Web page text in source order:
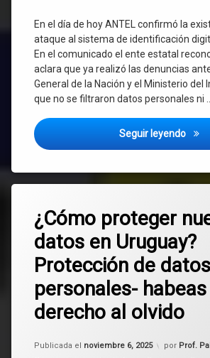
En el día de hoy ANTEL confirmó la
ataque al sistema de identificación
En el comunicado el ente estatal
aclara que ya realizó las denuncias
General de la Nación y el Ministerio del
que no se filtraron datos personales ni …
Seguir leyendo
¿Cómo proteger
datos en Uruguay?
Protección de datos
personales-
derecho al olvido
Publicada el noviembre 6, 2025
Actualizado
por Prof.
AGESIC
ciberseguridad
derecho
al olvido
habeas
un
comentario
en
¿Cómo
proteger
nuestros
datos
en
Uruguay?